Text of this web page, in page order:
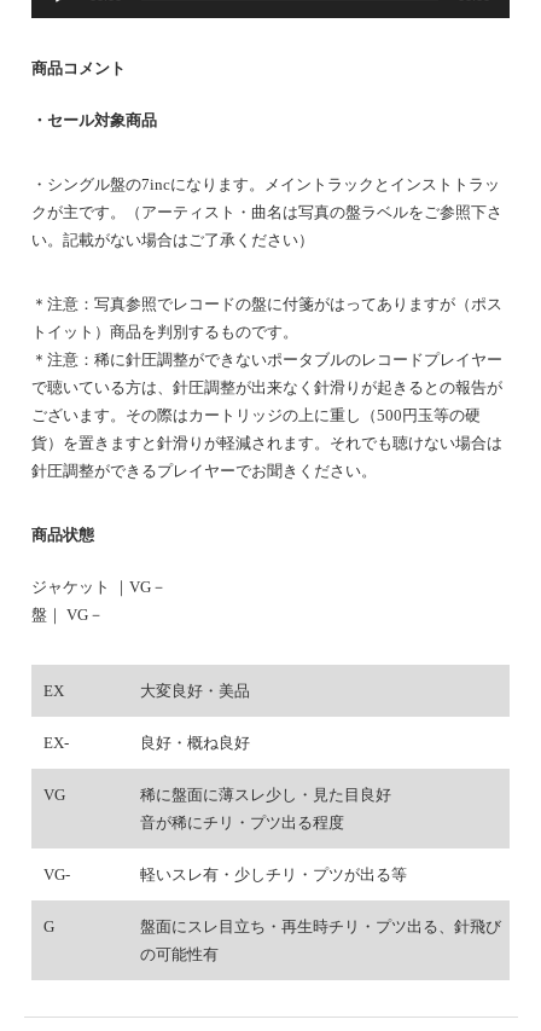
ー
商品コメント
・セール対象商品
・シングル盤の7incになります。メイントラックとインストトラッ
クが主です。（アーティスト・曲名は写真の盤ラベルをご参照下さ
い。記載がない場合はご了承ください）
＊注意：写真参照でレコードの盤に付箋がはってありますが（ポス
トイット）商品を判別するものです。
＊注意：稀に針圧調整ができないポータブルのレコードプレイヤー
で聴いている方は、針圧調整が出来なく針滑りが起きるとの報告が
ございます。その際はカートリッジの上に重し（500円玉等の硬
貨）を置きますと針滑りが軽減されます。それでも聴けない場合は
針圧調整ができるプレイヤーでお聞きください。
商品状態
ジャケット ｜VG－
盤｜ VG－
EX 大変良好・美品
EX- 良好・概ね良好
VG
稀に盤面に薄スレ少し・見た目良好
音が稀にチリ・プツ出る程度
VG- 軽いスレ有・少しチリ・プツが出る等
G
盤面にスレ目立ち・再生時チリ・プツ出る、針飛び
の可能性有